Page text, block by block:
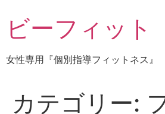
ツ
ビーフィット
女性専用『個別指導フィットネス』
カテゴリー: